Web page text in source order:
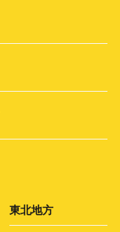
東北地方